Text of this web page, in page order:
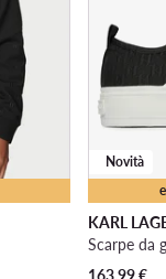
Novità
KARL
Scarpe da